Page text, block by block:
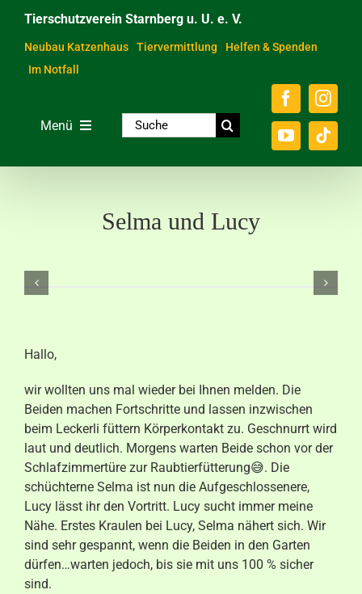
Inhalt
springen
Tierschutzverein Starnberg u. U. e. V.
Neubau Katzenhaus Tiervermittlung
Helfen & Spenden
Im Notfall
Menü
Über das Tierheim
Helfen & Spenden
Ratgeber & Service
Aktuelles
Kontakt
Suche
nach:
Selma und Lucy
Hallo,
wir wollten uns mal wieder bei Ihnen melden. Die
Beiden machen Fortschritte und lassen inzwischen
beim Leckerli füttern Körperkontakt zu. Geschnurrt wird
laut und deutlich. Morgens warten Beide schon vor der
Schlafzimmertüre zur Raubtierfütterung😅. Die
schüchterne Selma ist nun die Aufgeschlossenere,
Lucy lässt ihr den Vortritt. Lucy sucht immer meine
Nähe. Erstes Kraulen bei Lucy, Selma nähert sich. Wir
sind sehr gespannt, wenn die Beiden in den Garten
dürfen…warten jedoch, bis sie mit uns 100 % sicher
sind.